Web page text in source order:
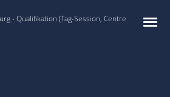
- Qualifikation (Tag-Session, Centre